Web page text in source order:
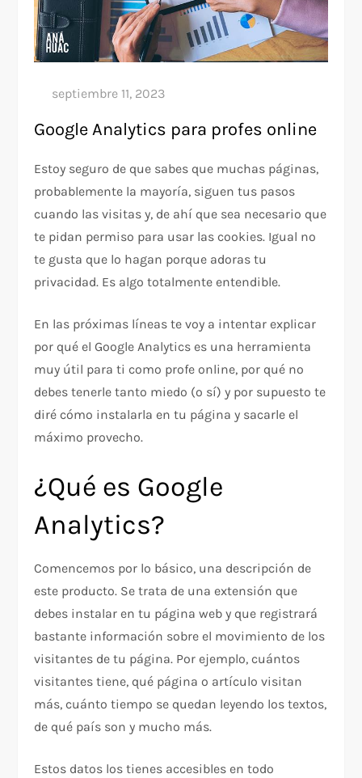
Google Analytics para profes online
Estoy seguro de que sabes que muchas páginas,
probablemente la mayoría, siguen tus pasos
cuando las visitas y, de ahí que sea necesario que
te pidan permiso para usar las cookies. Igual no
te gusta que lo hagan porque adoras tu
privacidad. Es algo totalmente entendible.
En las próximas líneas te voy a intentar explicar
por qué el Google Analytics es una herramienta
muy útil para ti como profe online, por qué no
debes tenerle tanto miedo (o sí) y por supuesto te
diré cómo instalarla en tu página y sacarle el
máximo provecho.
¿Qué es Google
Analytics?
Comencemos por lo básico, una descripción de
este producto. Se trata de una extensión que
debes instalar en tu página web y que registrará
bastante información sobre el movimiento de los
visitantes de tu página. Por ejemplo, cuántos
visitantes tiene, qué página o artículo visitan
más, cuánto tiempo se quedan leyendo los textos,
de qué país son y mucho más.
Estos datos los tienes accesibles en todo